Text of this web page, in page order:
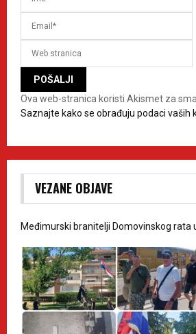
Ova web-stranica koristi Akismet za
Saznajte kako se obrađuju podaci vaših
VEZANE OBJAVE
Međimurski branitelji Domovinskog rata